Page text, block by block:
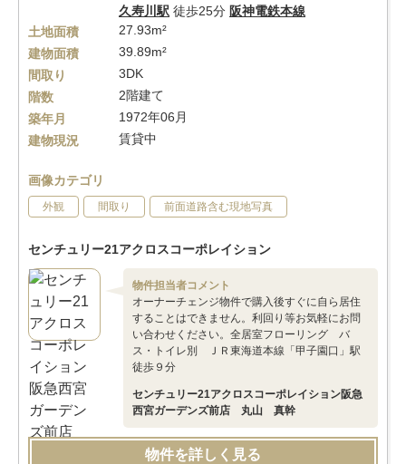
久寿川駅 徒歩25分 阪神電鉄本線
土地面積
27.93m²
建物面積
39.89m²
間取り
3DK
階数
2階建て
築年月
1972年06月
建物現況
賃貸中
画像カテゴリ
外観 間取り 前面道路含む現地写真
センチュリー21アクロスコーポレイション
物件担当者コメント
オーナーチェンジ物件で購入後すぐに自ら居住
することはできません。利回り等お気軽にお問
い合わせください。全居室フローリング バ
ス・トイレ別 ＪＲ東海道本線「甲子園口」駅
徒歩９分
センチュリー21アクロスコーポレイション阪急
西宮ガーデンズ前店 丸山 真幹
物件を詳しく見る